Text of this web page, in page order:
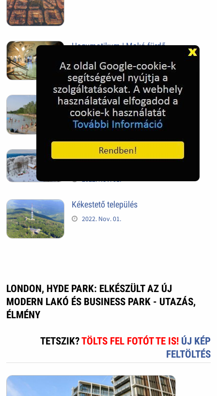
Hagymatikum | Makó fürdő
2022. Nov. 01.
Sándorfalva, Nádastó
2022. Nov. 01.
Hóban gyakran gazdag télen a
2022. Nov. 01.
Kékestető település
2022. Nov. 01.
LONDON, HYDE PARK: ELKÉSZÜLT AZ ÚJ
MODERN LAKÓ ÉS BUSINESS PARK - UTAZÁS,
ÉLMÉNY
TETSZIK?TÖLTS FEL FOTÓT TE IS! ÚJ KÉP
FELTÖLTÉS